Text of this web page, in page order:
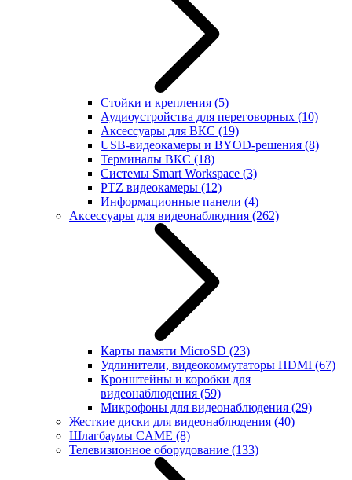
Стойки и крепления (5)
Аудиоустройства для переговорных (10)
Аксессуары для ВКС (19)
USB-видеокамеры и BYOD-решения (8)
Терминалы ВКС (18)
Системы Smart Workspace (3)
PTZ видеокамеры (12)
Информационные панели (4)
Аксессуары для видеонаблюдния (262)
Карты памяти MicroSD (23)
Удлинители, видеокоммутаторы HDMI (67)
Кронштейны и коробки для
видеонаблюдения (59)
Микрофоны для видеонаблюдения (29)
Жесткие диски для видеонаблюдения (40)
Шлагбаумы CAME (8)
Телевизионное оборудование (133)